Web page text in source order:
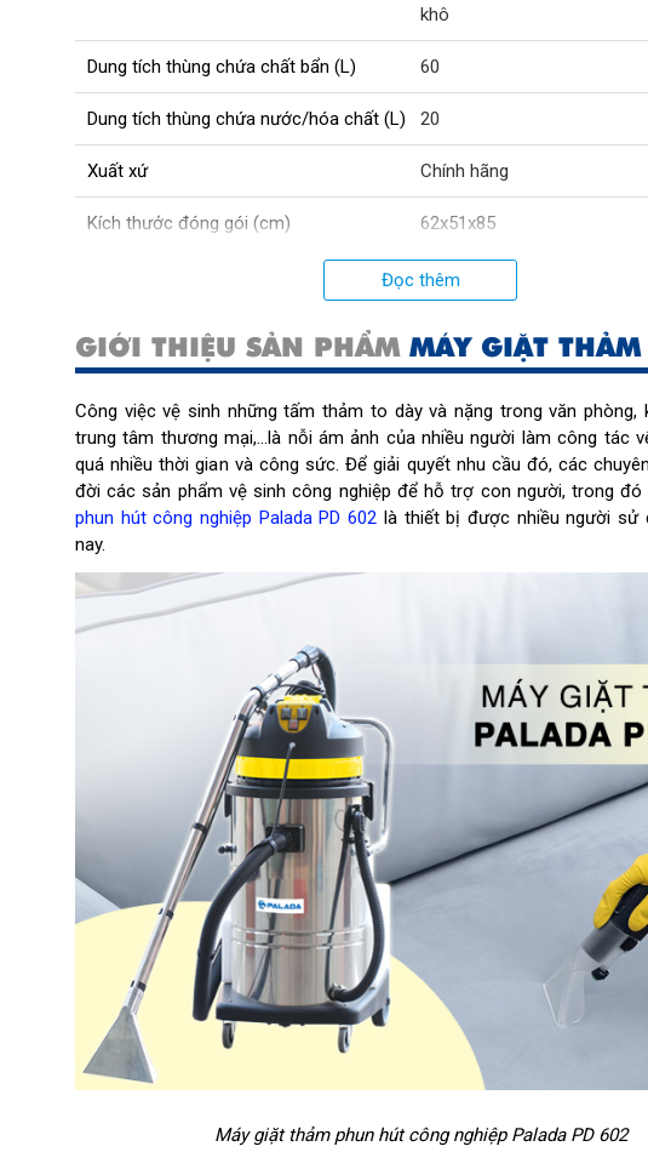
khô
Dung tích thùng chứa chất bẩn (L) 60
Dung tích thùng chứa nước/hóa chất (L) 20
Xuất xứ Chính hãng
Kích thước đóng gói (cm) 62x51x85
34.1
Số động cơ
Lưu lượng khí (l/s) 158
Điện áp (V) 220
Công suất (W) 2600
Đọc thêm
GIỚI THIỆU SẢN PHẨM MÁY GIẶT
Công việc vệ sinh những tấm thảm to dày và nặng trong văn phòng,
trung tâm thương mại,...là nỗi ám ảnh của nhiều người làm công tác
quá nhiều thời gian và công sức. Để giải quyết nhu cầu đó, các
đời các sản phẩm vệ sinh công nghiệp để hỗ trợ con người, trong đó
phun hút công nghiệp Palada PD 602 là thiết bị được nhiều người sử
nay.
Máy giặt thảm phun hút công nghiệp Palada PD 602